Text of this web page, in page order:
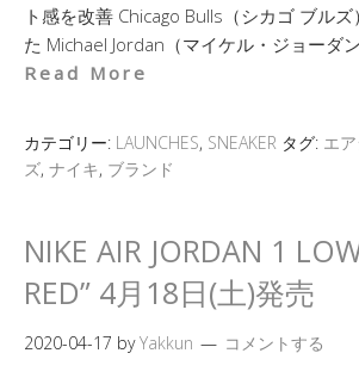
ト感を改善 Chicago Bulls（シカゴ ブル
た Michael Jordan（マイケル・ジョーダ
Read More
カテゴリー: LAUNCHES, SNEAKER タグ: エ
ズ, ナイキ, ブランド
NIKE AIR JORDAN 1
RED” 4月18日(土)発売
2020-04-17 byYakkun コメントする